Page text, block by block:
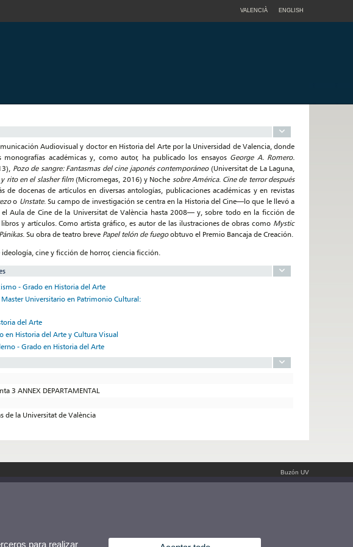
VALENCIÀ ENGLISH
Audiovisual y doctor en Historia del Arte por la Universidad de Valencia, donde
monografías académicas y, como autor, ha publicado los ensayos George A. Romero.
Pozo de sangre: Fantasmas del cine japonés contemporáneo(Universitat de La Laguna,
rito en el slasher film(Micromegas, 2016) y Noche sobre América. Cine de terror después
de docenas de artículos en diversas antologías, publicaciones académicas y en revistas
o Unstate. Su campo de investigación se centra en la Historia del Cine—lo que le llevó a
Aula de Cine de la Universitat de València hasta 2008— y, sobre todo en la ficción de
y artículos. Como artista gráfico, es autor de las ilustraciones de obras como Mystic
Pánikas. Su obra de teatro breve Papel telón de fuegoobtuvo el Premio Bancaja de Creación.
ideología, cine y ficción de horror, ciencia ficción.
- Grado en Historia del Arte
Universitario en Patrimonio Cultural:
del Arte
en Historia del Arte y Cultura Visual
- Grado en Historia del Arte
3 ANNEX DEPARTAMENTAL
de la Universitat de València
Buzón UV
para realizar